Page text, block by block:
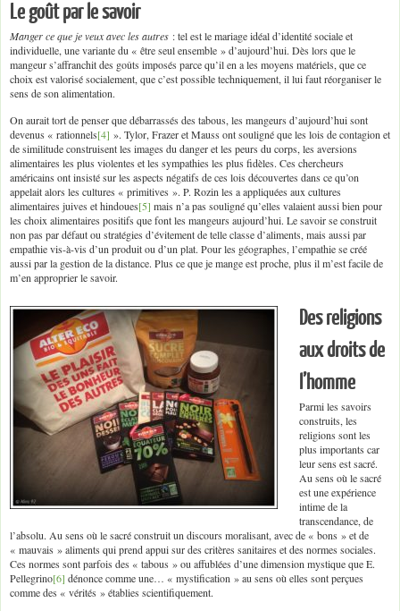
Le goût par le savoir
Manger ce que je veuxavec les autres : tel est le mariage idéal d’identité sociale et
individuelle, une variante du « être seul ensemble » d’aujourd’hui. Dès lors que le
mangeur s’affranchit des goûts imposés parce qu’il en a les moyens matériels, que ce
choix est valorisé socialement, que c’est possible techniquement, il lui faut réorganiser le
sens de son alimentation.
On aurait tort de penser que débarrassés des tabous, les mangeurs d’aujourd’hui sont
devenus « rationnels[4] ». Tylor, Frazer et Mauss ont souligné que les lois de contagion et
de similitude construisent les images du danger et les peurs du corps, les aversions
alimentaires les plus violentes et les sympathies les plus fidèles. Ces chercheurs
américains ont insisté sur les aspects négatifs de ces lois découvertes dans ce qu’on
appelait alors les cultures « primitives ». P. Rozin les a appliquées aux cultures
alimentaires juives et hindoues[5] mais n’a pas souligné qu’elles valaient aussi bien pour
les choix alimentaires positifs que font les mangeurs aujourd’hui. Le savoir se construit
non pas par défaut ou stratégies d’évitement de telle classe d’aliments, mais aussi par
empathie vis-à-vis d’un produit ou d’un plat. Pour les géographes, l’empathie se créé
aussi par la gestion de la distance. Plus ce que je mange est proche, plus il m’est facile de
m’en approprier le savoir.
Des religions
aux droits de
l’homme
Parmi les savoirs
construits, les
religions sont les
plus importants car
leur sens est sacré.
Au sens où le sacré
est une expérience
intime de la
transcendance, de
l’absolu. Au sens où le sacré construit un discours moralisant, avec de « bons » et de
« mauvais » aliments qui prend appui sur des critères sanitaires et des normes sociales.
Ces normes sont parfois des « tabous » ou affublées d’une dimension mystique que E.
Pellegrino[6] dénonce comme une… « mystification » au sens où elles sont perçues
comme des « vérités » établies scientifiquement.